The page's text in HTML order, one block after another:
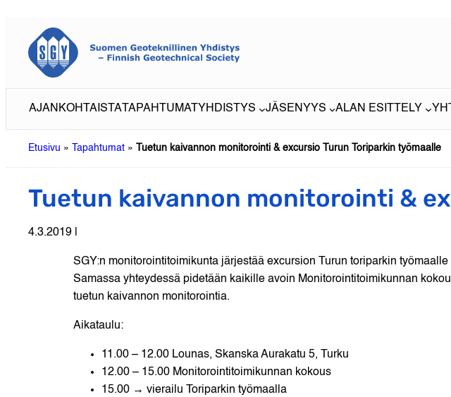
sisältöön
AJANKOHTAISTA TAPAHTUMAT YHDISTYS JÄSENYYS ALAN ESITTELY
Etusivu » Tapahtumat » Tuetun kaivannon monitorointi & excursio Turun Toriparkin työmaalle
Tuetun kaivannon monitorointi &
4.3.2019 |
SGY:n monitorointitoimikunta järjestää excursion Turun toriparkin
Samassa yhteydessä pidetään kaikille avoin Monitorointitoimikunnan
tuetun kaivannon monitorointia.
Aikataulu:
11.00 – 12.00 Lounas, Skanska Aurakatu 5, Turku
12.00 – 15.00 Monitorointitoimikunnan kokous
15.00 → vierailu Toriparkin työmaalla